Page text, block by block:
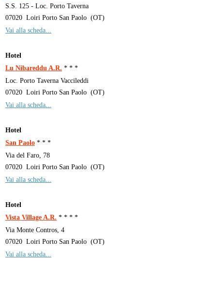
S.S. 125 - Loc. Porto Taverna
07020 Loiri Porto San Paolo (OT)
Vai alla scheda...
Hotel
Lu Nibareddu A.R. * * *
Loc. Porto Taverna Vaccileddi
07020 Loiri Porto San Paolo (OT)
Vai alla scheda...
Hotel
San Paolo * * *
Via del Faro, 78
07020 Loiri Porto San Paolo (OT)
Vai alla scheda...
Hotel
Vista Village A.R. * * * *
Via Monte Contros, 4
07020 Loiri Porto San Paolo (OT)
Vai alla scheda...